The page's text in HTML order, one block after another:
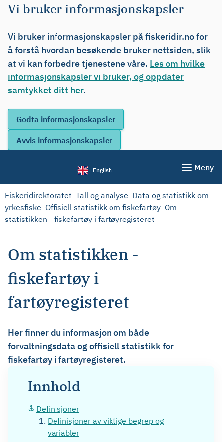
Vi bruker informasjonskapsler
Vi bruker informasjonskapsler på fiskeridir.no for
å forstå hvordan besøkende bruker nettsiden, slik
at vi kan forbedre tjenestene våre. Les om hvilke
informasjonskapsler vi bruker, og oppdater
samtykket ditt her.
English Meny
Fiskeridirektoratet Tall og analyse Data og statistikk om
yrkesfiske Offisiell statistikk om fiskefartøy Om
statistikken - fiskefartøy i fartøyregisteret
Om statistikken -
fiskefartøy i
fartøyregisteret
Her finner du informasjon om både
forvaltningsdata og offisiell statistikk for
fiskefartøy i fartøyregisteret.
Innhold
Definisjoner
Definisjoner av viktige begrep og
variabler